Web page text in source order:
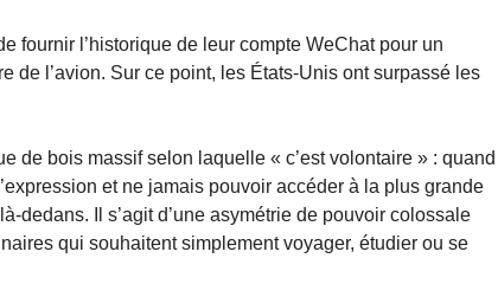
fournir l’historique de leur compte WeChat pour un
de l’avion. Sur ce point, les États-Unis ont surpassé les
de bois massif selon laquelle « c’est volontaire » : quand
et ne jamais pouvoir accéder à la plus grande
dedans. Il s’agit d’une asymétrie de pouvoir colossale
qui souhaitent simplement voyager, étudier ou se